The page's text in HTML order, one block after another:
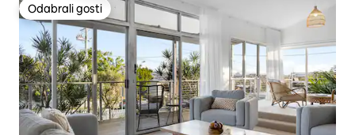
Odabrali gosti
Odabrali gosti